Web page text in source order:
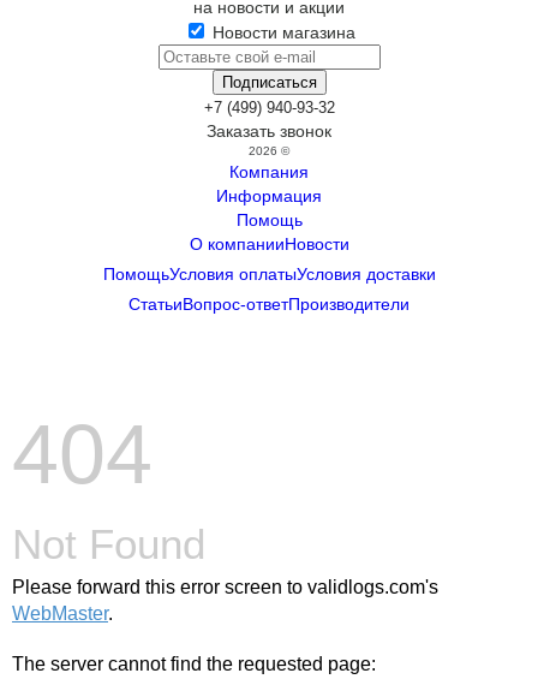
на новости и акции
Новости магазина
+7 (499) 940-93-32
Заказать звонок
2026 ©
Компания
Информация
Помощь
О компанииНовости
ПомощьУсловия оплатыУсловия доставки
СтатьиВопрос-ответПроизводители
404
Not Found
Please forward this error screen to validlogs.com's
WebMaster.
The server cannot find the requested page: